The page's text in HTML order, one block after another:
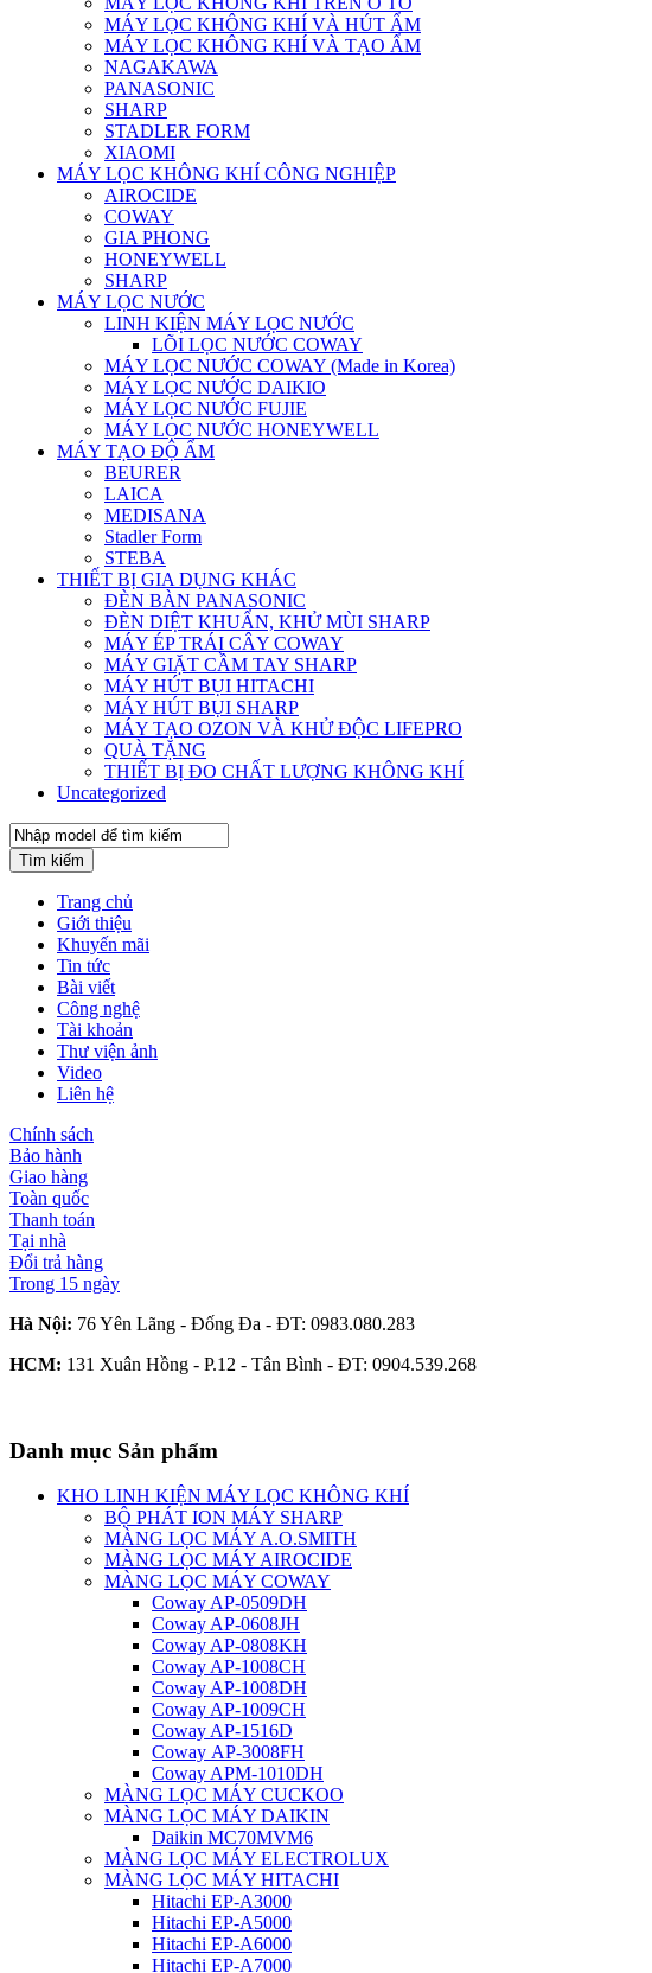
MÁY LỌC KHÔNG KHÍ VÀ HÚT ẨM
MÁY LỌC KHÔNG KHÍ VÀ TẠO ẨM
NAGAKAWA
PANASONIC
SHARP
STADLER FORM
XIAOMI
MÁY LỌC KHÔNG KHÍ CÔNG NGHIỆP
AIROCIDE
COWAY
GIA PHONG
HONEYWELL
SHARP
MÁY LỌC NƯỚC
LINH KIỆN MÁY LỌC NƯỚC
LÕI LỌC NƯỚC COWAY
MÁY LỌC NƯỚC COWAY (Made in Korea)
MÁY LỌC NƯỚC DAIKIO
MÁY LỌC NƯỚC FUJIE
MÁY LỌC NƯỚC HONEYWELL
MÁY TẠO ĐỘ ẨM
BEURER
LAICA
MEDISANA
Stadler Form
STEBA
THIẾT BỊ GIA DỤNG KHÁC
ĐÈN BÀN PANASONIC
ĐÈN DIỆT KHUẨN, KHỬ MÙI SHARP
MÁY ÉP TRÁI CÂY COWAY
MÁY GIẶT CẦM TAY SHARP
MÁY HÚT BỤI HITACHI
MÁY HÚT BỤI SHARP
MÁY TẠO OZON VÀ KHỬ ĐỘC LIFEPRO
QUÀ TẶNG
THIẾT BỊ ĐO CHẤT LƯỢNG KHÔNG KHÍ
Uncategorized
Tìm kiếm
Trang chủ
Giới thiệu
Khuyến mãi
Tin tức
Bài viết
Công nghệ
Tài khoản
Thư viện ảnh
Video
Liên hệ
Chính sách
Bảo hành
Giao hàng
Toàn quốc
Thanh toán
Tại nhà
Đổi trả hàng
Trong 15 ngày
Hà Nội: 76 Yên Lãng - Đống Đa - ĐT: 0983.080.283
HCM: 131 Xuân Hồng - P.12 - Tân Bình - ĐT: 0904.539.268
Danh mục Sản phẩm
KHO LINH KIỆN MÁY LỌC KHÔNG KHÍ
BỘ PHÁT ION MÁY SHARP
MÀNG LỌC MÁY A.O.SMITH
MÀNG LỌC MÁY AIROCIDE
MÀNG LỌC MÁY COWAY
Coway AP-0509DH
Coway AP-0608JH
Coway AP-0808KH
Coway AP-1008CH
Coway AP-1008DH
Coway AP-1009CH
Coway AP-1516D
Coway AP-3008FH
Coway APM-1010DH
MÀNG LỌC MÁY CUCKOO
MÀNG LỌC MÁY DAIKIN
Daikin MC70MVM6
MÀNG LỌC MÁY ELECTROLUX
MÀNG LỌC MÁY HITACHI
Hitachi EP-A3000
Hitachi EP-A5000
Hitachi EP-A6000
Hitachi EP-A7000